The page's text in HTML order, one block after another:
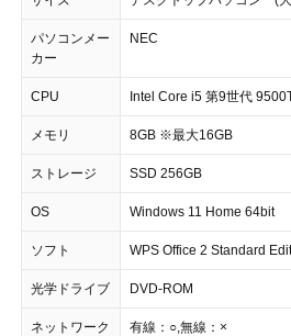
パソコンメー
カー
NEC
CPU Intel Core i5 第9世代
メモリ 8GB ※最大16GB
ストレージ SSD 256GB
OS Windows 11 Home 64bit
ソフト WPS Office 2 Standard
光学ドライブ DVD-ROM
ネットワーク 有線：○,無線：×